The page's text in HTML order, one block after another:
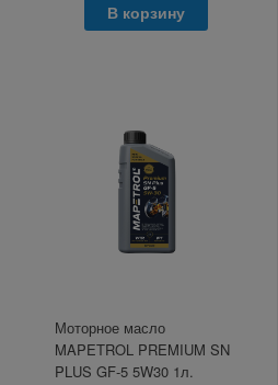
В корзину
Моторное масло
MAPETROL PREMIUM SN
PLUS GF-5 5W30 1л.